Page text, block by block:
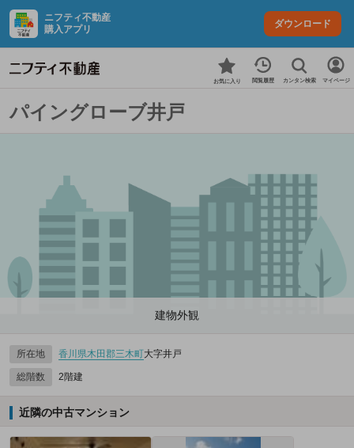
ニフティ不動産
購入アプリ
ダウンロード
お気に入り 閲覧履歴 カンタン検索 マイページ
パイングローブ井戸
建物外観
所在地 香川県木田郡三木町大字井戸
総階数 2階建
近隣の中古マンション